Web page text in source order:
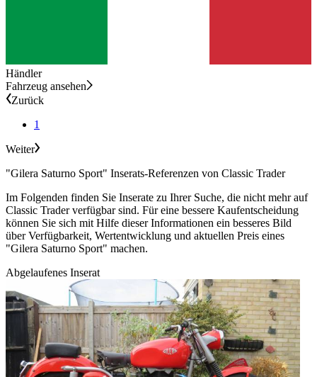
Händler
Fahrzeug ansehen
Zurück
1
Weiter
"Gilera Saturno Sport" Inserats-Referenzen von Classic Trader
Im Folgenden finden Sie Inserate zu Ihrer Suche, die nicht mehr auf
Classic Trader verfügbar sind. Für eine bessere Kaufentscheidung
können Sie sich mit Hilfe dieser Informationen ein besseres Bild
über Verfügbarkeit, Wertentwicklung und aktuellen Preis eines
"Gilera Saturno Sport" machen.
Abgelaufenes Inserat